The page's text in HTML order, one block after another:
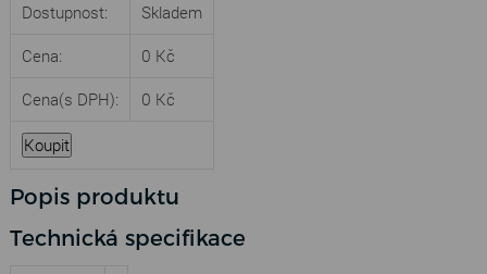
Dostupnost:
Skladem
Cena:
0 Kč
Cena(s DPH): 0 Kč
Popis produktu
Technická specifikace